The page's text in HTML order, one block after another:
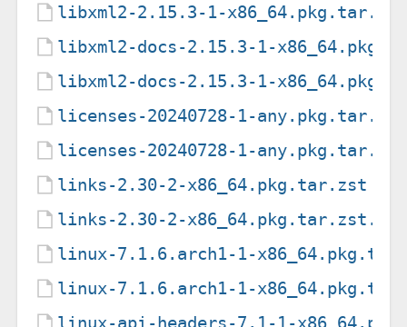
libxml2-2.15.3-1-
libxml2-docs-2.15.3-1-
libxml2-docs-2.15.3-1-
licenses-20240728-1-any.pkg.tar.zst
licenses-20240728-1-
links-2.30-2-x86_64.pkg.tar.zst
links-2.30-2-x86_64.pkg.tar.zst.sig
linux-7.1.6.arch1-1-
linux-7.1.6.arch1-1-
linux-api-headers-7.1-1-